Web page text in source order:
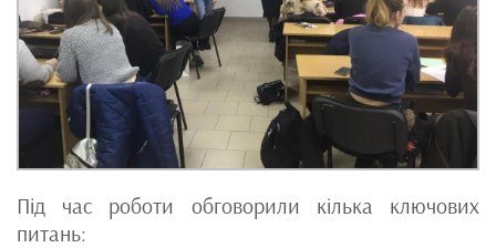
Під час роботи обговорили кілька ключових
питань: